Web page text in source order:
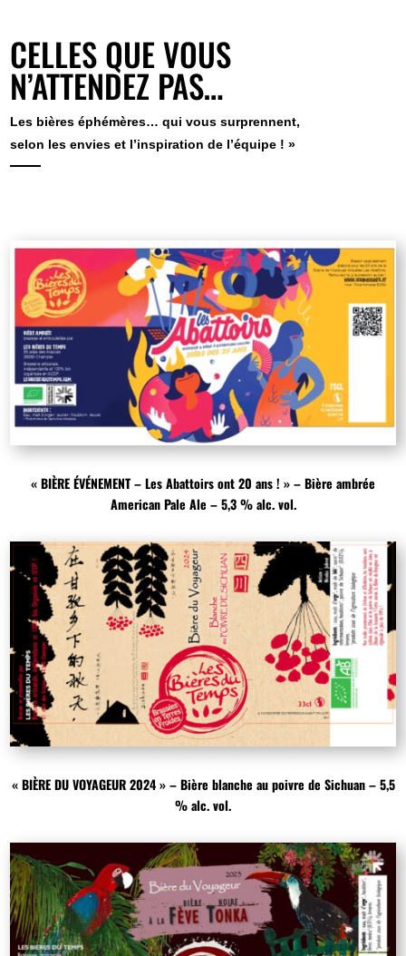
CELLES QUE VOUS
N’ATTENDEZ PAS…
Les bières éphémères… qui vous surprennent,
selon les envies et l’inspiration de l’équipe ! »
« BIÈRE ÉVÉNEMENT – Les Abattoirs ont 20 ans ! » – Bière ambrée
American Pale Ale – 5,3 % alc. vol.
« BIÈRE DU VOYAGEUR 2024 » – Bière blanche au poivre de Sichuan – 5,5
% alc. vol.